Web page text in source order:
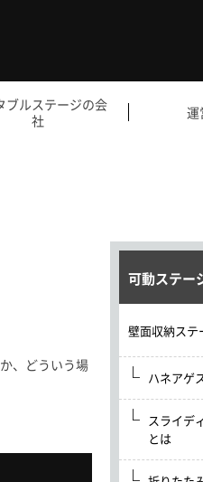
ブルステージの会
社
運
、どういう場
可動ステー
壁面収納ステ
ハネアゲ
スライデ
とは